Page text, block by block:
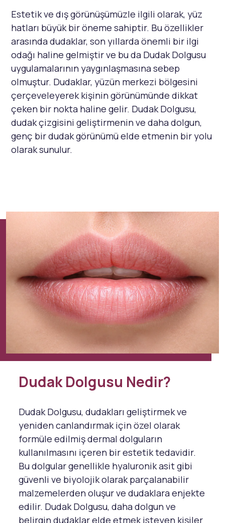
Estetik ve dış görünüşümüzle ilgili olarak, yüz
hatları büyük bir öneme sahiptir. Bu özellikler
arasında dudaklar, son yıllarda önemli bir ilgi
odağı haline gelmiştir ve bu da Dudak Dolgusu
uygulamalarının yaygınlaşmasına sebep
olmuştur. Dudaklar, yüzün merkezi bölgesini
çerçeveleyerek kişinin görünümünde dikkat
çeken bir nokta haline gelir. Dudak Dolgusu,
dudak çizgisini geliştirmenin ve daha dolgun,
genç bir dudak görünümü elde etmenin bir yolu
olarak sunulur.
Dudak Dolgusu Nedir?
Dudak Dolgusu, dudakları geliştirmek ve
yeniden canlandırmak için özel olarak
formüle edilmiş dermal dolguların
kullanılmasını içeren bir estetik tedavidir.
Bu dolgular genellikle hyaluronik asit gibi
güvenli ve biyolojik olarak parçalanabilir
malzemelerden oluşur ve dudaklara enjekte
edilir. Dudak Dolgusu, daha dolgun ve
belirgin dudaklar elde etmek isteyen kişiler